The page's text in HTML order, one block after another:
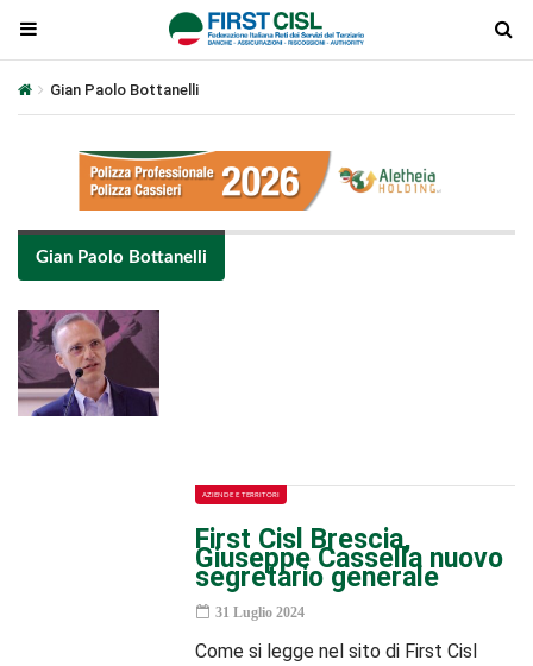
Gian Paolo Bottanelli
Gian Paolo Bottanelli
AZIENDE E TERRITORI
First Cisl Brescia,
Giuseppe Cassella nuovo
segretario generale
31 Luglio 2024
Come si legge nel sito di First Cisl